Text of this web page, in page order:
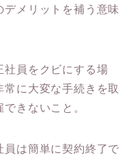
メリットを補う意味
社員をクビにする場
に大変な手続きを取
きないこと。
員は簡単に契約終了で